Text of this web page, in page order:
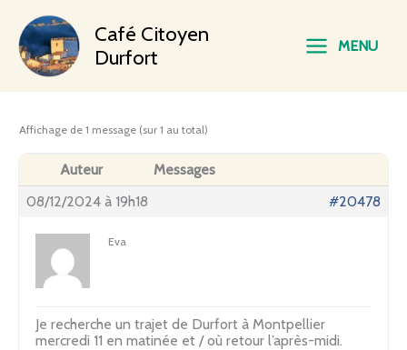
contenu
Café Citoyen
Durfort
MenuMENU
Affichage de 1 message (sur 1 au total)
Auteur
Messages
08/12/2024 à 19h18
#20478
Eva
Je recherche un trajet de Durfort à Montpellier
mercredi 11 en matinée et / où retour l’après-midi.